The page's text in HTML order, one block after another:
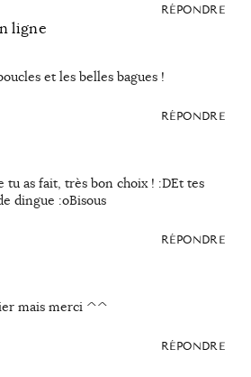
RÉPONDRE
ligne
et les belles bagues !
RÉPONDRE
tu as fait, très bon choix ! :DEt tes
dingue :oBisous
RÉPONDRE
mais merci ^^
RÉPONDRE